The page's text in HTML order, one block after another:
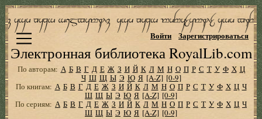
Электронная библиотека RoyalLib.com
Войти Зарегистрироваться
По авторам: А Б В Г Д Е Ж З И Й К Л М Н О П Р С Т У Ф Х Ц
Ч Ш Щ Ы Э Ю Я [A-Z] [0-9]
По книгам: А Б В Г Д Е Ж З И Й К Л М Н О П Р С Т У Ф Х Ц Ч
Ш Щ Ы Э Ю Я [A-Z] [0-9]
По сериям: А Б В Г Д Е Ж З И Й К Л М Н О П Р С Т У Ф Х Ц Ч
Ш Щ Ы Э Ю Я [A-Z] [0-9]